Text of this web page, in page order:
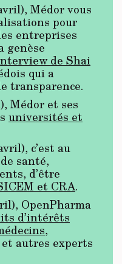
Médor vous
pour
entreprises
genèse
de Shai
qui a
transparence.
Médor et ses
universités et
c’est au
santé,
d’être
et CRA.
OpenPharma
d’intérêts
,
autres experts